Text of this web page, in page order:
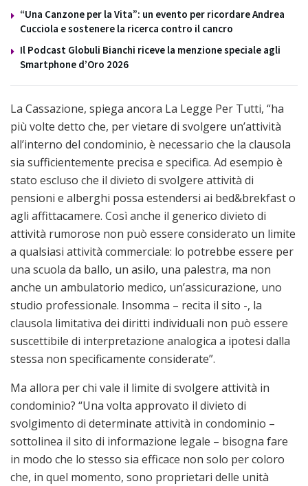
“Una Canzone per la Vita”: un evento per ricordare Andrea
Cucciola e sostenere la ricerca contro il cancro
Il Podcast Globuli Bianchi riceve la menzione speciale agli
Smartphone d’Oro 2026
La Cassazione, spiega ancora La Legge Per Tutti, “ha
più volte detto che, per vietare di svolgere un’attività
all’interno del condominio, è necessario che la clausola
sia sufficientemente precisa e specifica. Ad esempio è
stato escluso che il divieto di svolgere attività di
pensioni e alberghi possa estendersi ai bed&brekfast o
agli affittacamere. Così anche il generico divieto di
attività rumorose non può essere considerato un limite
a qualsiasi attività commerciale: lo potrebbe essere per
una scuola da ballo, un asilo, una palestra, ma non
anche un ambulatorio medico, un’assicurazione, uno
studio professionale. Insomma – recita il sito -, la
clausola limitativa dei diritti individuali non può essere
suscettibile di interpretazione analogica a ipotesi dalla
stessa non specificamente considerate”.
Ma allora per chi vale il limite di svolgere attività in
condominio? “Una volta approvato il divieto di
svolgimento di determinate attività in condominio –
sottolinea il sito di informazione legale – bisogna fare
in modo che lo stesso sia efficace non solo per coloro
che, in quel momento, sono proprietari delle unità